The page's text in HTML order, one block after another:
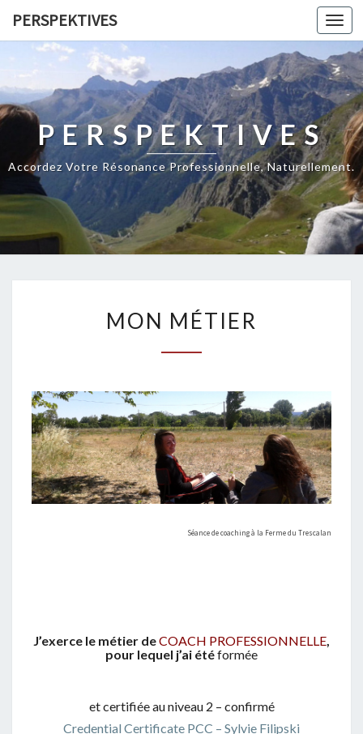
PERSPEKTIVES
PERSPEKTIVES
Accordez Votre Résonance Professionnelle, Naturellement.
O
M
T
I
E
R
MON MÉTIER
Séance de coaching à la Ferme du Trescalan
J’exerce le métier deCOACH PROFESSIONNELLE,
pour lequel j’ai étéformée
et certifiée au niveau 2 – confirmé
Credential Certificate PCC – Sylvie Filipski